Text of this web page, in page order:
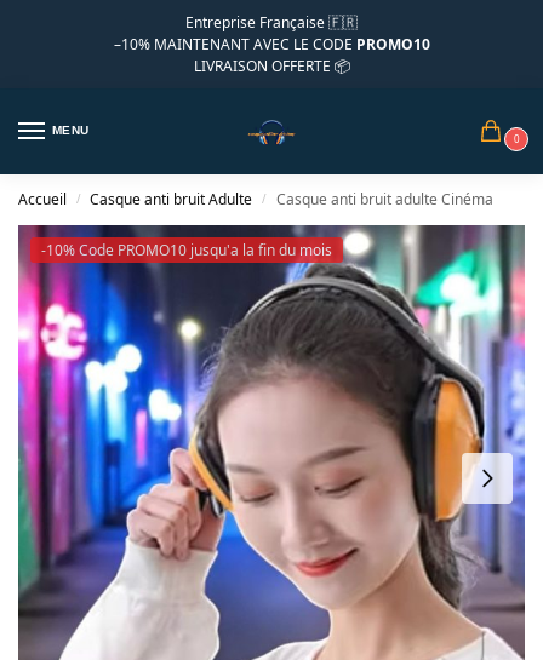
Entreprise Française 🇫🇷
–10% MAINTENANT AVEC LE CODE PROMO10
LIVRAISON OFFERTE 📦
MENU
0
Accueil / Casque anti bruit Adulte / Casque anti bruit adulte Cinéma
-10% Code PROMO10 jusqu'a la fin du mois